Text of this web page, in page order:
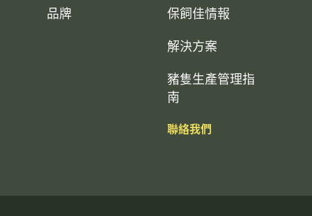
品牌 保飼佳情報
解決方案
豬隻生產管理指
南
聯絡我們